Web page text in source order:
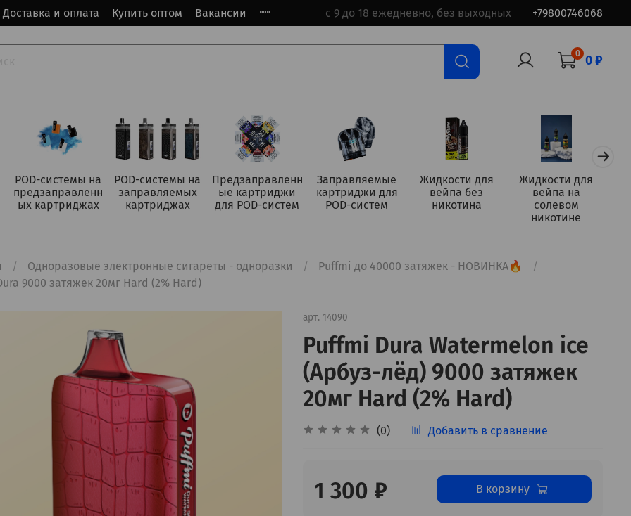
Доставка и оплата Купить оптом Вакансии с 9 до 18 ежедневно, без выходных +79800746068
0 0 ₽
POD-системы на
предзаправленн
ых картриджах
POD-системы на
заправляемых
картриджах
Предзаправленн
ые картриджи
для POD-систем
Заправляемые
картриджи для
POD-систем
Жидкости для
вейпа без
никотина
Жидкости для
вейпа на
солевом
никотине
Одноразовые электронные сигареты - одноразки
Puffmi до 40000 затяжек - НОВИНКА🔥
9000 затяжек 20мг Hard (2% Hard)
арт. 14090
Puffmi Dura Watermelon ice
(Арбуз-лёд) 9000 затяжек
20мг Hard (2% Hard)
(0) Добавить в сравнение
1 300 ₽ В корзину